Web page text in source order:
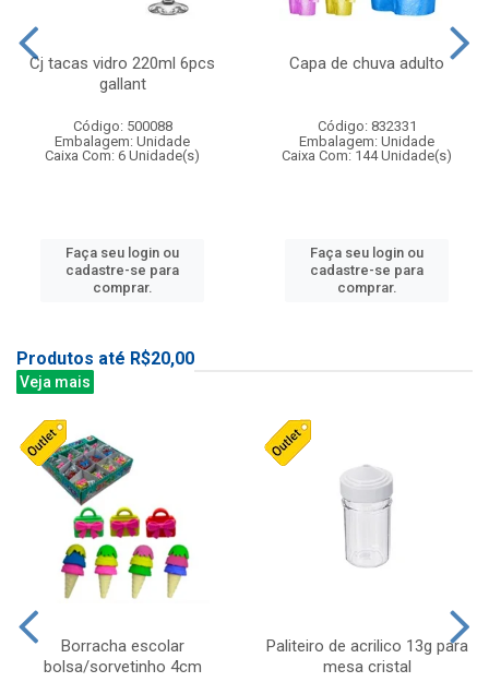
Cj tacas vidro 220ml 6pcs
gallant
Código: 500088
Embalagem: Unidade
Caixa Com: 6 Unidade(s)
Faça seu login ou
cadastre-se para
comprar.
Capa de chuva adulto
Código: 832331
Embalagem: Unidade
Caixa Com: 144 Unidade(s)
Faça seu login ou
cadastre-se para
comprar.
Produtos até R$20,00
Veja mais
Borracha escolar
bolsa/sorvetinho 4cm
Paliteiro de acrilico 13g para
mesa cristal